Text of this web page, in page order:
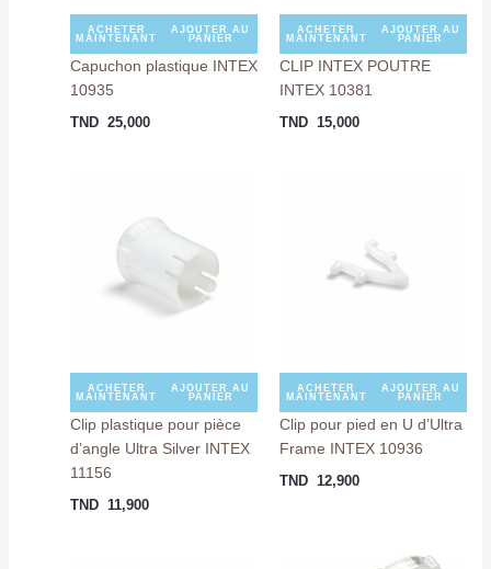
ACHETER
MAINTENANT
AJOUTER AU
PANIER
Capuchon plastique INTEX
10935
TND 25,000
ACHETER
MAINTENANT
AJOUTER AU
PANIER
CLIP INTEX POUTRE
INTEX 10381
TND 15,000
ACHETER
MAINTENANT
AJOUTER AU
PANIER
Clip plastique pour pièce
d’angle Ultra Silver INTEX
11156
TND 11,900
ACHETER
MAINTENANT
AJOUTER AU
PANIER
Clip pour pied en U d’Ultra
Frame INTEX 10936
TND 12,900